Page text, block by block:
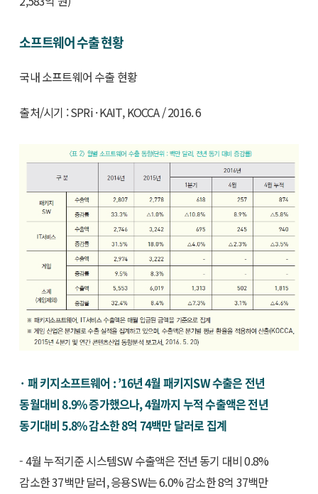
소프트웨어 수출 현황
국내 소프트웨어 수출 현황
출처/시기 : SPRi · KAIT, KOCCA / 2016. 6
· 패 키지소프트웨어 : ’16년 4월 패키지SW 수출은 전년
동월대비 8.9% 증가했으나, 4월까지 누적 수출액은 전년
동기대비 5.8% 감소한 8억 74백만 달러로 집계
- 4월 누적기준 시스템SW 수출액은 전년 동기 대비 0.8%
감소한 37백만 달러, 응용SW는 6.0% 감소한 8억 37백만